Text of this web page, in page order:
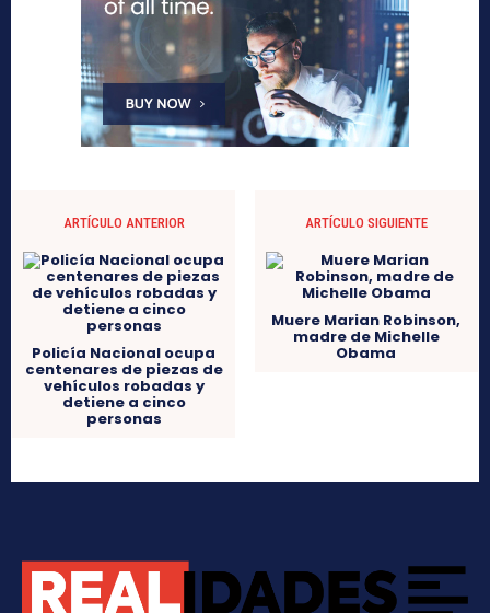
ARTÍCULO ANTERIOR
Policía Nacional ocupa
centenares de piezas de
vehículos robadas y
detiene a cinco
personas
ARTÍCULO SIGUIENTE
Muere Marian Robinson,
madre de Michelle
Obama